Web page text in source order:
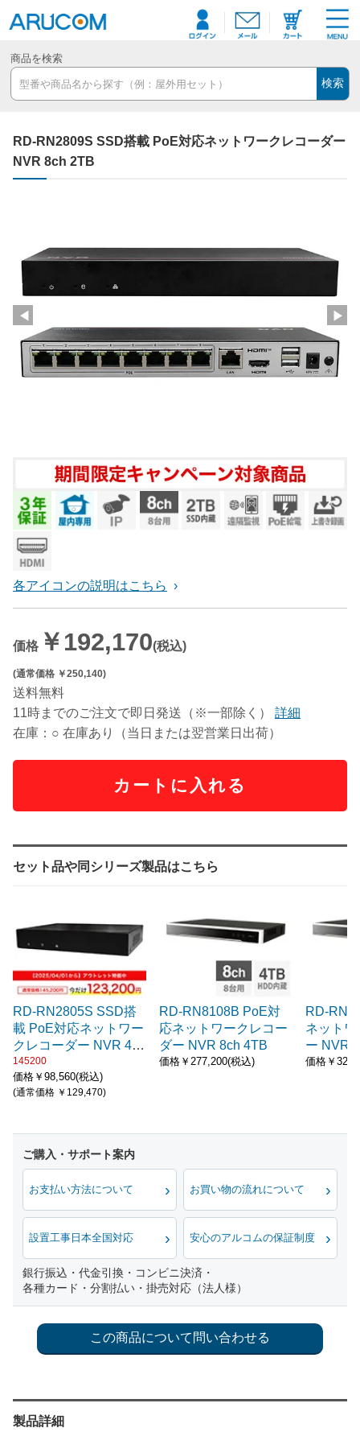
商品を検索
検索
RD-RN2809S SSD搭載 PoE対応ネットワークレコーダー
NVR 8ch 2TB
◀ ▶
各アイコンの説明はこちら
価格 ￥192,170(税込)
(通常価格 ￥250,140)
送料無料
11時までのご注文で即日発送（※一部除く）
詳細
在庫：○ 在庫あり（当日または翌営業日出荷）
カートに入れる
セット品や同シリーズ製品はこちら
RD-RN2805S SSD搭
載 PoE対応ネットワー
クレコーダー NVR 4ch
2TB
145200
価格￥98,560(税込)
(通常価格 ￥129,470)
RD-RN8108B PoE対
応ネットワークレコー
ダー NVR 8ch 4TB
価格￥277,200(税込)
RD-
ネット
ー NVR
価格￥
お支払い方法について お買い物の流れについて
設置工事日本全国対応 安心のアルコムの保証制度
銀行振込・代金引換・コンビニ決済・
各種カード・分割払い・掛売対応（法人様）
製品詳細